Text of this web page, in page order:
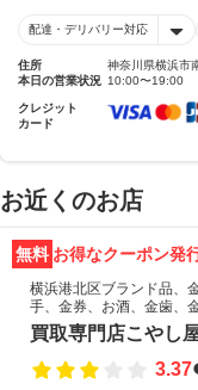
配達・デリバリー対応
住所
神奈川県横浜市
本日の営業状況 10:00〜19:00
クレジット
カード
お近くのお店
無料 お得なクーポン発
横浜港北区ブランド品、
手、金券、お酒、金歯、
買取専門店こやし
3.37